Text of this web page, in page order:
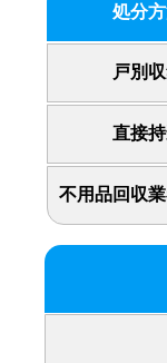
処分
戸別
直接
不用品回収